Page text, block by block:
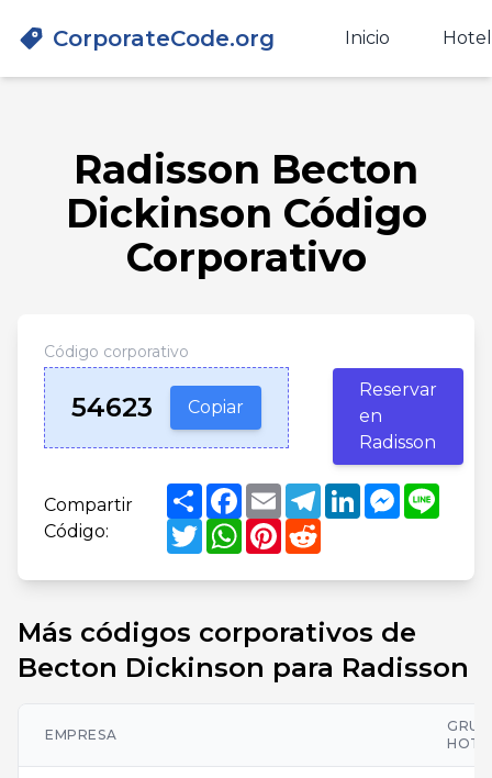
CorporateCode.org Inicio
Radisson Becton
Dickinson Código
Corporativo
Código corporativo
54623 Copiar
Reservar
en
Radisson
Compartir
Código:
ShareFacebook
EmailTelegram
LinkedInLine
TwitterWhatsApp
Pinterest
Reddit
Más códigos corporativos de
Becton Dickinson para Radisson
EMPRESA